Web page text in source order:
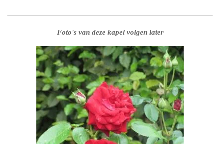
Foto's van deze kapel volgen later